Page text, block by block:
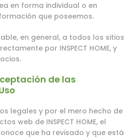
en forma individual o en
que poseemos.
en general, a todos los sitios
por INSPECT HOME, y
de las
legales y por el mero hecho de
web de INSPECT HOME, el
que ha revisado y que está